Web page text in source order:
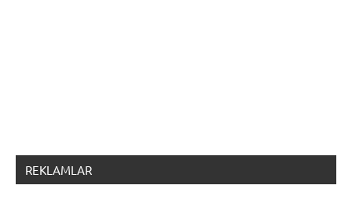
REKLAMLAR